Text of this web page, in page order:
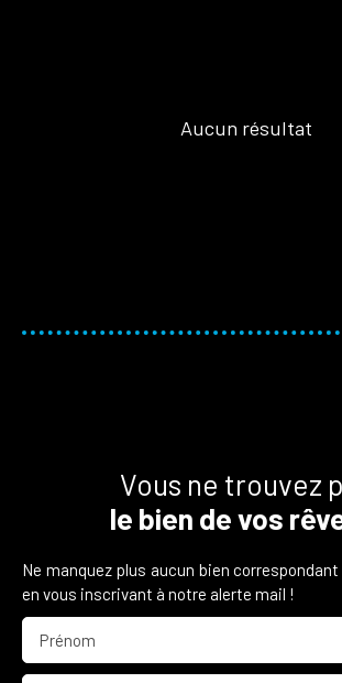
Aucun résultat
Vous ne trouvez
le bien de vos
Ne manquez plus aucun bien
en vous inscrivant à notre alerte mail !
Prénom